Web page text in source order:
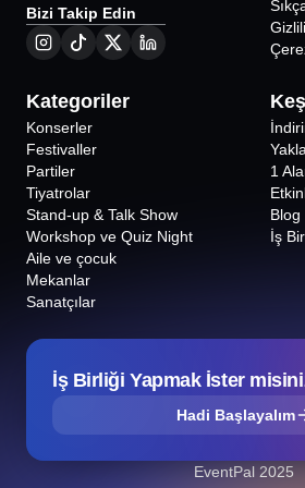
Bizi Takip Edin
Kategoriler
Konserler
Festivaller
Partiler
Tiyatrolar
Stand-up & Talk Show
Workshop ve Quiz Night
Aile ve çocuk
Mekanlar
Sanatçılar
1
Blog
İş
İş Birliği Yapmak İster
Hadi Başlayalım
EventPal 2025